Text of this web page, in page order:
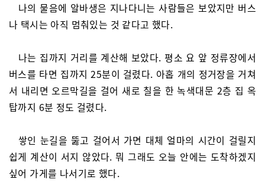
나의 물음에 알바생은 지나다니는 사람들은 보았지만 버스
나 택시는 아직 멈춰있는 것 같다고 했다.
나는 집까지 거리를 계산해 보았다. 평소 요 앞 정류장에서
버스를 타면 집까지 25분이 걸렸다. 아홉 개의 정거장을 거쳐
서 내리면 오르막길을 걸어 새로 칠을 한 녹색대문 2층 집 옥
탑까지 6분 정도 걸렸다.
쌓인 눈길을 뚫고 걸어서 가면 대체 얼마의 시간이 걸릴지
쉽게 계산이 서지 않았다. 뭐 그래도 오늘 안에는 도착하겠지
싶어 가게를 나서기로 했다.